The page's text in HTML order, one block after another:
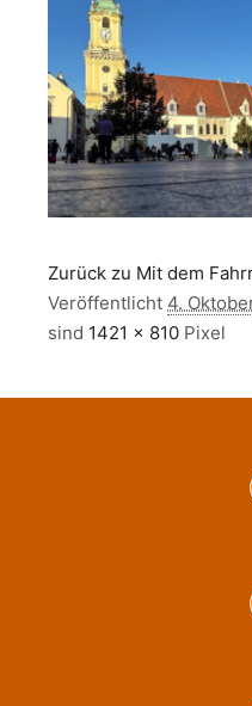
Zurück zu Mit dem
Veröffentlicht 4.
sind 1421 × 810 Pixel